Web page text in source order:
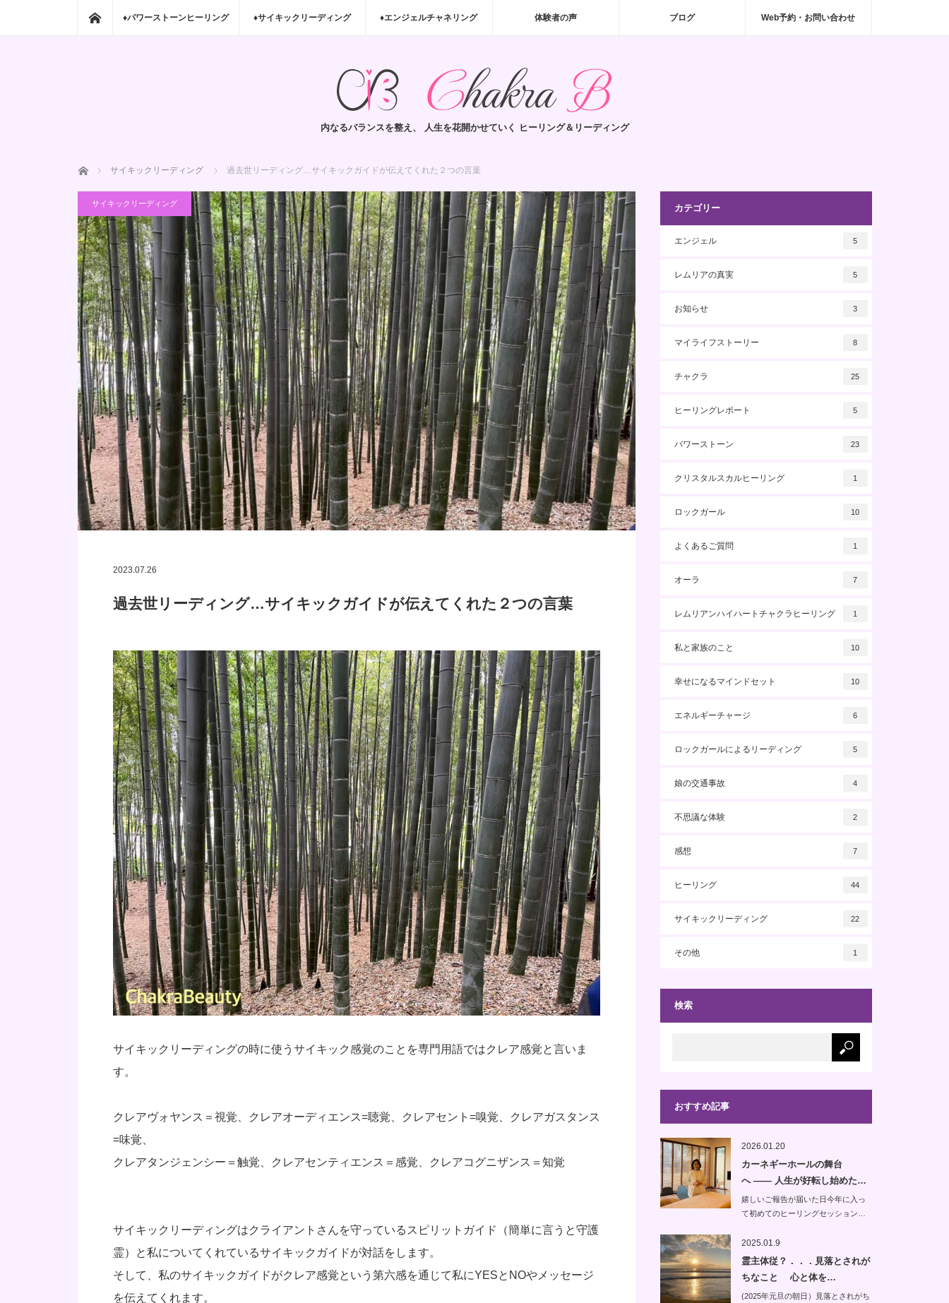
ホーム
♦パワーストーンヒーリング ♦サイキックリーディング ♦エンジェルチャネリング 体験者の声 ブログ Web予約・お問い合わせ
内なるバランスを整え、 人生を花開かせていく ヒーリング＆リーディング
ホーム サイキックリーディング 過去世リーディング…サイキックガイドが伝えてくれた２つの言葉
サイキックリーディング
2023.07.26
過去世リーディング…サイキックガイドが伝えてくれた２つの言葉
サイキックリーディングの時に使うサイキック感覚のことを専門用語ではクレア感覚と言いま
す。
クレアヴォヤンス＝視覚、クレアオーディエンス=聴覚、クレアセント=嗅覚、クレアガスタンス
=味覚、
クレアタンジェンシー＝触覚、クレアセンティエンス＝感覚、クレアコグニザンス＝知覚
サイキックリーディングはクライアントさんを守っているスピリットガイド（簡単に言うと守護
霊）と私についてくれているサイキックガイドが対話をします。
そして、私のサイキックガイドがクレア感覚という第六感を通じて私にYESとNOやメッセージ
を伝えてくれます。
カテゴリー
エンジェル 5
レムリアの真実 5
お知らせ 3
マイライフストーリー 8
チャクラ 25
ヒーリングレポート 5
パワーストーン 23
クリスタルスカルヒーリング 1
ロックガール 10
よくあるご質問 1
オーラ 7
レムリアンハイハートチャクラヒーリング 1
私と家族のこと 10
幸せになるマインドセット 10
エネルギーチャージ 6
ロックガールによるリーディング 5
娘の交通事故 4
不思議な体験 2
感想 7
ヒーリング 44
サイキックリーディング 22
その他 1
検索
おすすめ記事
2026.01.20
カーネギーホールの舞台
へ —— 人生が好転し始めた…
嬉しいご報告が届いた日今年に入っ
て初めてのヒーリングセッション…
2025.01.9
霊主体従？．．．見落とされが
ちなこと 心と体を…
(2025年元旦の朝日）見落とされがち